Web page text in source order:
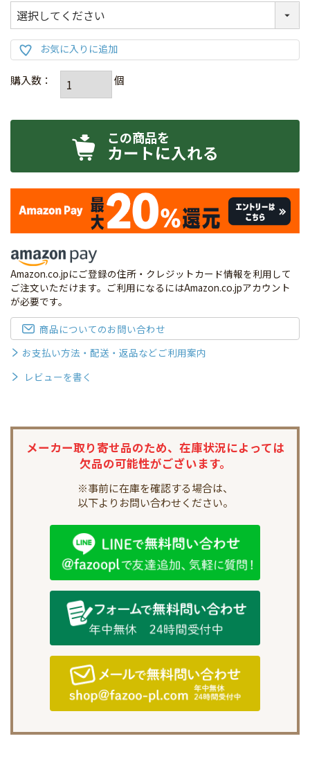
カートに入れる
Amazon.co.jpにご登録の住所・クレジットカード情報を利用して
ご注文いただけます。ご利用になるにはAmazon.co.jpアカウント
が必要です。
商品についてのお問い合わせ
お支払い方法・配送・返品などご利用案内
レビューを書く
メーカー取り寄せ品のため、 在庫状況によっては
欠品の可能性がございます。
※事前に在庫を確認する場合は、
以下よりお問い合わせください。